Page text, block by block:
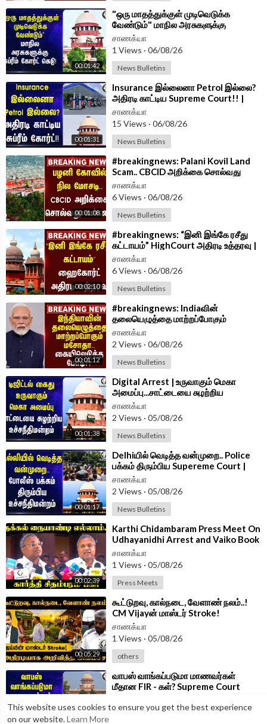
This website uses cookies to ensure you get the best experience
on our website.Learn More
00:01:42
⁣"ஒரு மாதத்துக்குள் முடிவெடுக்க
வேண்டும்" மாநில அரசுகளுக்கு
Supreme Court கெடு!
சாணக்யா
1 Views · 06/08/26
News Bulletins
00:01:31
⁣Insurance இல்லைனா Petrol இல்லை?
அதிரடி காட்டிய Supreme Court!! |
Delhi
சாணக்யா
15 Views · 06/08/26
News Bulletins
00:01:08
⁣#breakingnews: Palani Kovil Land
Scam.. CBCID அறிக்கை சொல்வது
என்ன? | HRCE
சாணக்யா
6 Views · 06/08/26
News Bulletins
00:02:10
⁣#breakingnews: “இனி இங்கே ரசீது
கட்டாயம்” HighCourt அதிரடி உத்தரவு |
TASMAC | Online Sale
சாணக்யா
6 Views · 06/08/26
News Bulletins
00:01:12
⁣#breakingnews: Indiaவின்
தலையெழுத்தை மாற்றப்போகும்
மசோதா.. கையிலெடுத்த Modi?? | Delhi
சாணக்யா
2 Views · 06/08/26
News Bulletins
00:01:38
⁣Digital Arrest | உருவாகும் மெகா
அமைப்பு...சாட்டையை சுழற்றிய
Supreme Court | India
சாணக்யா
2 Views · 05/08/26
News Bulletins
00:01:17
⁣Delhiயில் வெடித்த வன்முறை.. Police
பக்கம் திரும்பிய Supereme Court |
CJP
சாணக்யா
2 Views · 05/08/26
News Bulletins
00:02:39
⁣Karthi Chidambaram Press Meet On
Udhayanidhi Arrest and Vaiko Book
Launch | TVK Govt | Congress
சாணக்யா
1 Views · 05/08/26
Press Meets
00:05:29
⁣கூட்டுறவு, கால்நடை, வேளாண் நலம்..!
CM Vijayன் மாஸ்டர் Stroke!
அதிரடியாக அறிவித்த அமைச்சர் | TVK
GOVT
சாணக்யா
1 Views · 05/08/26
others
⁣வாபஸ் வாங்கப்படுமா மாணவர்கள்
மீதான FIR - கள்? Supreme Court
1 Views 05/08/26